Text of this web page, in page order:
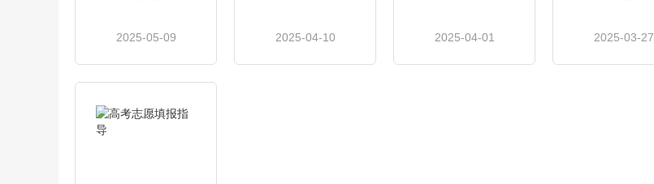
2025-05-09 2025-04-10 2025-04-01 2025-03-27